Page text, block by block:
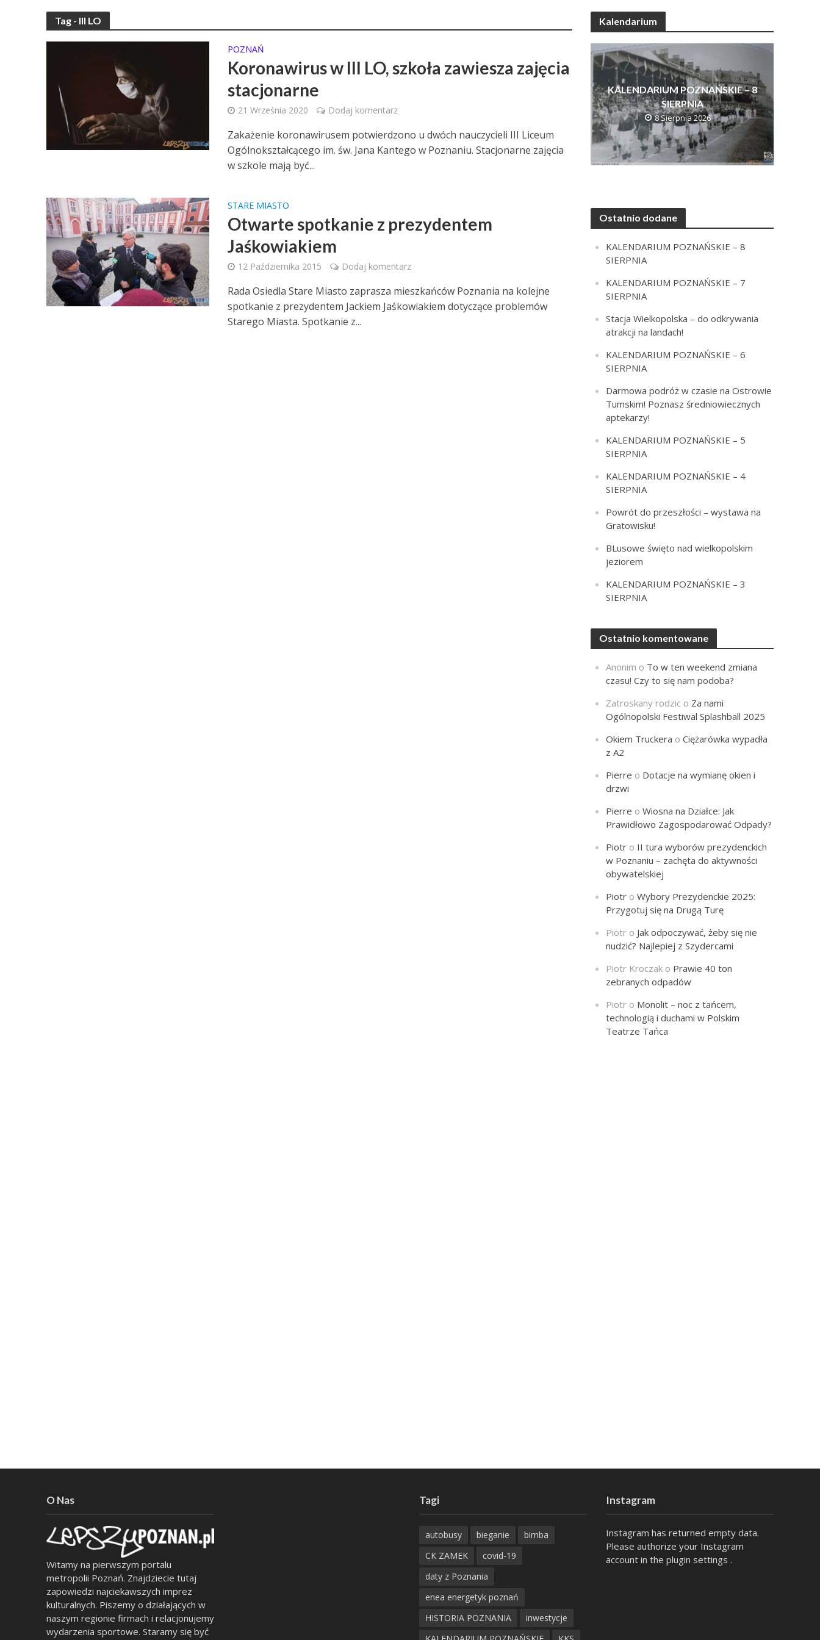
Tag - III LO
POZNAŃ
Koronawirus w III LO, szkoła zawiesza zajęcia
stacjonarne
21 Września 2020 Dodaj komentarz
Zakażenie koronawirusem potwierdzono u dwóch nauczycieli III Liceum
Ogólnokształcącego im. św. Jana Kantego w Poznaniu. Stacjonarne zajęcia
w szkole mają być...
STARE MIASTO
Otwarte spotkanie z prezydentem
Jaśkowiakiem
12 Października 2015 Dodaj komentarz
Rada Osiedla Stare Miasto zaprasza mieszkańców Poznania na kolejne
spotkanie z prezydentem Jackiem Jaśkowiakiem dotyczące problemów
Starego Miasta. Spotkanie z...
Kalendarium
KALENDARIUM POZNAŃSKIE – 8
SIERPNIA
8 Sierpnia 2026
Ostatnio dodane
KALENDARIUM POZNAŃSKIE – 8
SIERPNIA
KALENDARIUM POZNAŃSKIE – 7
SIERPNIA
Stacja Wielkopolska – do odkrywania
atrakcji na landach!
KALENDARIUM POZNAŃSKIE – 6
SIERPNIA
Darmowa podróż w czasie na Ostrowie
Tumskim! Poznasz średniowiecznych
aptekarzy!
KALENDARIUM POZNAŃSKIE – 5
SIERPNIA
KALENDARIUM POZNAŃSKIE – 4
SIERPNIA
Powrót do przeszłości – wystawa na
Gratowisku!
BLusowe święto nad wielkopolskim
jeziorem
KALENDARIUM POZNAŃSKIE – 3
SIERPNIA
Ostatnio komentowane
Anonim o To w ten weekend zmiana
czasu! Czy to się nam podoba?
Zatroskany rodzic o Za nami
Ogólnopolski Festiwal Splashball 2025
Okiem Truckera oCiężarówka wypadła
z A2
Pierre o Dotacje na wymianę okien i
drzwi
Pierre oWiosna na Działce: Jak
Prawidłowo Zagospodarować Odpady?
Piotr o II tura wyborów prezydenckich
w Poznaniu – zachęta do aktywności
obywatelskiej
Piotr oWybory Prezydenckie 2025:
Przygotuj się na Drugą Turę
Piotr o Jak odpoczywać, żeby się nie
nudzić? Najlepiej z Szydercami
Piotr Kroczak o Prawie 40 ton
zebranych odpadów
Piotr o Monolit – noc z tańcem,
technologią i duchami w Polskim
Teatrze Tańca
O Nas
Witamy na pierwszym portalu
metropolii Poznań. Znajdziecie tutaj
zapowiedzi najciekawszych imprez
kulturalnych. Piszemy o działających w
naszym regionie firmach i relacjonujemy
wydarzenia sportowe. Staramy się być
Tagi
autobusy bieganie
bimba
CK ZAMEK
covid-19
daty z Poznania
enea energetyk poznań
HISTORIA POZNANIA
inwestycje
Instagram
Instagram has returned empty data.
Please authorize your Instagram
account in the plugin settings .